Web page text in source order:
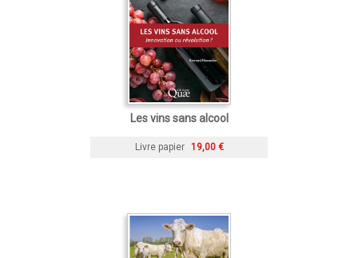
Les vins sans alcool
Livre papier 19,00 €